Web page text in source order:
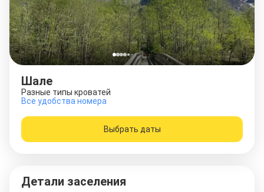
Шале
Разные типы кроватей
Все удобства номера
Выбрать даты
Детали заселения